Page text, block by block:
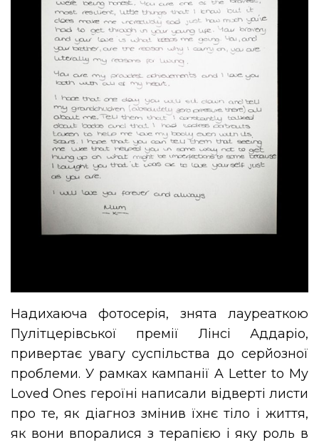
Надихаюча фотосерія, знята лауреаткою
Пулітцерівської премії Лінсі Аддаріо,
привертає увагу суспільства до серйозної
проблеми. У рамках кампанії A Letter to My
Loved Ones героїні написали відверті листи
про те, як діагноз змінив їхнє тіло і життя,
як вони впоралися з терапією і яку роль в